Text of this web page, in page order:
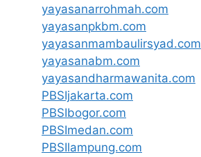
yayasanarrohmah.com
yayasanpkbm.com
yayasanmambaulirsyad.com
yayasanabm.com
yayasandharmawanita.com
PBSIjakarta.com
PBSIbogor.com
PBSImedan.com
PBSIlampung.com